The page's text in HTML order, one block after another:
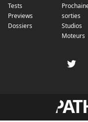
Tests
Previews
Dossiers
sorties
Studios
Moteurs